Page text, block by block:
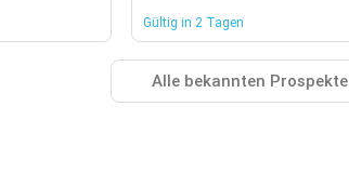
Gültig in 2 Tagen
Alle bekannten Prospekte